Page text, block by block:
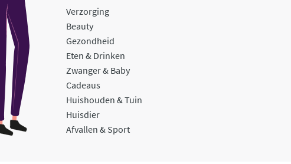
Verzorging
Beauty
Gezondheid
Eten & Drinken
Zwanger & Baby
Cadeaus
Huishouden & Tuin
Huisdier
Afvallen & Sport